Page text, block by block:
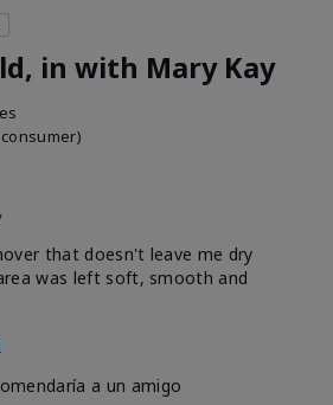
in with Mary Kay
that doesn't leave me dry
was left soft, smooth and
a un amigo